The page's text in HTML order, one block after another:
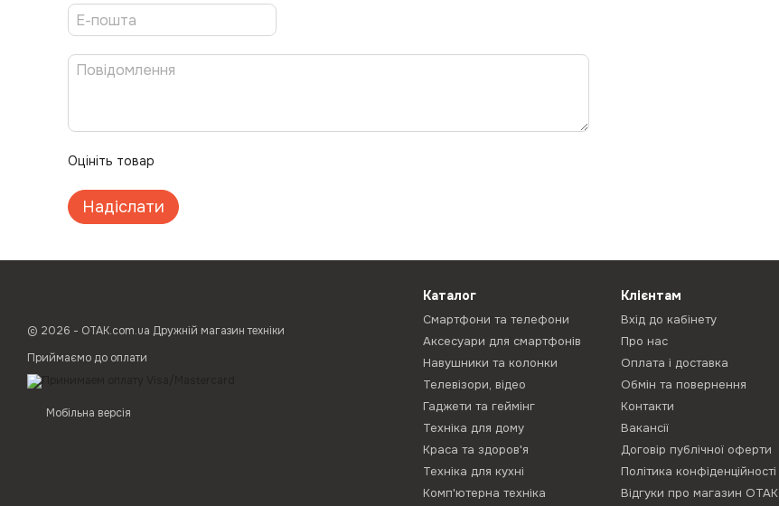
Оцініть товар
Надіслати
© 2026 - ОТАК.com.ua Дружній магазин техніки
Приймаємо до оплати
Мобільна версія
Каталог
Смартфони та телефони
Аксесуари для смартфонів
Навушники та колонки
Телевізори, відео
Гаджети та геймінг
Техніка для дому
Краса та здоров'я
Техніка для кухні
Комп'ютерна техніка
Клієнтам
Вхід до кабінету
Про нас
Оплата і доставка
Обмін та повернення
Контакти
Вакансії
Договір публічної оферти
Політика конфіденційності
Відгуки про магазин ОТАК